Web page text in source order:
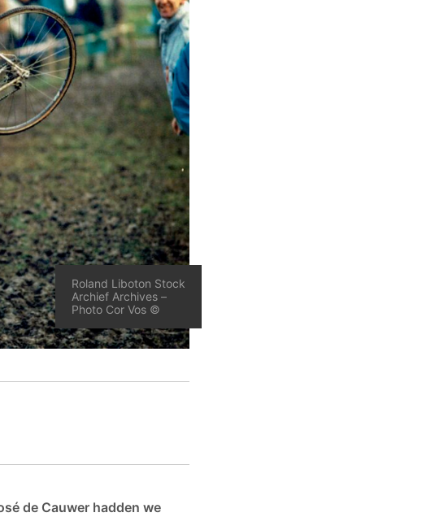
Roland Liboton Stock
Archief Archives –
Photo Cor Vos ©
de Cauwer hadden we